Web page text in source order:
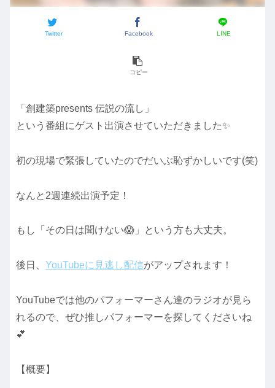
Twitter Facebook LINE
コピー
「創建築presents 伝説の流し」
という番組にゲスト出演させていただきました✨️
初の現場で緊張していたのでだいぶ恥ずかしいです(笑)
なんと2週連続出演予定！
もし「その日は聞けない😱」という方も大丈夫。
後日、 YouTubeに見逃し配信がアップされます！
YouTubeでは他のパフォーマーさん達のラジオが見ら
れるので、ぜひ推しパフォーマーを探してくださいね
💕
【概要】